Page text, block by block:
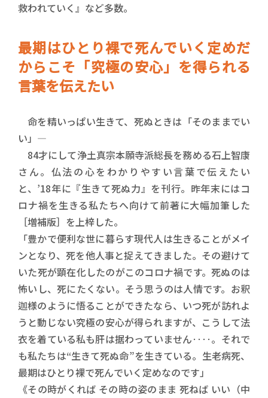
救われていく』など多数。
最期はひとり裸で死んでいく定めだ
からこそ「究極の安心」を得られる
言葉を伝えたい
命を精いっぱい生きて、死ぬときは「そのままでい
い」―
84才にして浄土真宗本願寺派総長を務める石上智康
さん。仏法の心をわかりやすい言葉で伝えたい
と、’18年に『生きて死ぬ力』を刊行。昨年末にはコ
ロナ禍を生きる私たちへ向けて前著に大幅加筆した
［増補版］を上梓した。
「豊かで便利な世に暮らす現代人は生きることがメイ
ンとなり、死を他人事と捉えてきました。その避けて
いた死が顕在化したのがこのコロナ禍です。死ぬのは
怖いし、死にたくない。そう思うのは人情です。お釈
迦様のように悟ることができたなら、いつ死が訪れよ
うと動じない究極の安心が得られますが、こうして法
衣を着ている私も肝は据わっていません‥‥。それで
も私たちは“生きて死ぬ命”を生きている。生老病死、
最期はひとり裸で死んでいく定めなのです」
《その時がくれば その時の姿のまま 死ねば いい（中